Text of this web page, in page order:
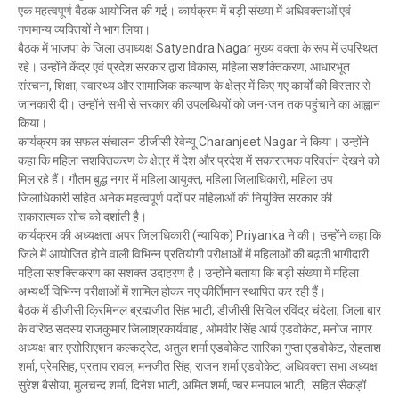
एक महत्वपूर्ण बैठक आयोजित की गई। कार्यक्रम में बड़ी संख्या में अधिवक्ताओं एवं
गणमान्य व्यक्तियों ने भाग लिया।
बैठक में भाजपा के जिला उपाध्यक्ष Satyendra Nagar मुख्य वक्ता के रूप में उपस्थित
रहे। उन्होंने केंद्र एवं प्रदेश सरकार द्वारा विकास, महिला सशक्तिकरण, आधारभूत
संरचना, शिक्षा, स्वास्थ्य और सामाजिक कल्याण के क्षेत्र में किए गए कार्यों की विस्तार से
जानकारी दी। उन्होंने सभी से सरकार की उपलब्धियों को जन-जन तक पहुंचाने का आह्वान
किया।
कार्यक्रम का सफल संचालन डीजीसी रेवेन्यू Charanjeet Nagar ने किया। उन्होंने
कहा कि महिला सशक्तिकरण के क्षेत्र में देश और प्रदेश में सकारात्मक परिवर्तन देखने को
मिल रहे हैं। गौतम बुद्ध नगर में महिला आयुक्त, महिला जिलाधिकारी, महिला उप
जिलाधिकारी सहित अनेक महत्वपूर्ण पदों पर महिलाओं की नियुक्ति सरकार की
सकारात्मक सोच को दर्शाती है।
कार्यक्रम की अध्यक्षता अपर जिलाधिकारी (न्यायिक) Priyanka ने की। उन्होंने कहा कि
जिले में आयोजित होने वाली विभिन्न प्रतियोगी परीक्षाओं में महिलाओं की बढ़ती भागीदारी
महिला सशक्तिकरण का सशक्त उदाहरण है। उन्होंने बताया कि बड़ी संख्या में महिला
अभ्यर्थी विभिन्न परीक्षाओं में शामिल होकर नए कीर्तिमान स्थापित कर रही हैं।
बैठक में डीजीसी क्रिमिनल ब्रह्मजीत सिंह भाटी, डीजीसी सिविल रविंद्र चंदेला, जिला बार
के वरिष्ठ सदस्य राजकुमार जिलाश्रकार्यवाह , ओमवीर सिंह आर्य एडवोकेट, मनोज नागर
अध्यक्ष बार एसोसिएशन कल्कट्रेट, अतुल शर्मा एडवोकेट सारिका गुप्ता एडवोकेट, रोहताश
शर्मा, प्रेमसिह, प्रताप रावल, मनजीत सिंह, राजन शर्मा एडवोकेट, अधिवक्ता सभा अध्यक्ष
सुरेश बैसोया, मुलचन्द शर्मा, दिनेश भाटी, अमित शर्मा, प्चर मनपाल भाटी, सहित सैकड़ों